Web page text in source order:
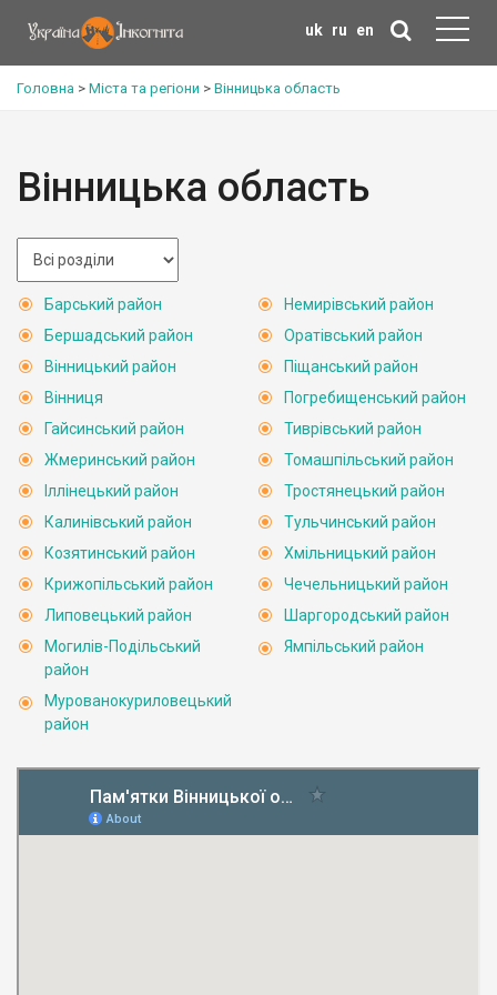
uk ru en
Головна > Міста та регіони > Вінницька область
Вінницька область
Барський район
Бершадський район
Вінницький район
Вінниця
Гайсинський район
Жмеринський район
Іллінецький район
Калинівський район
Козятинський район
Крижопільський район
Липовецький район
Могилів-Подільський
район
Мурованокуриловецький
район
Немирівський район
Оратівський район
Піщанський район
Погребищенський район
Тиврівський район
Томашпільський район
Тростянецький район
Тульчинський район
Хмільницький район
Чечельницький район
Шаргородський район
Ямпільський район